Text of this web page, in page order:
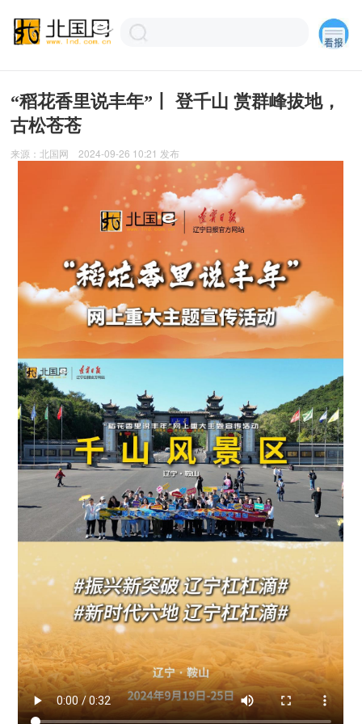
“稻花香里说丰年”丨 登千山 赏群峰拔地，
古松苍苍
来源： 北国网 2024-09-26 10:21 发布